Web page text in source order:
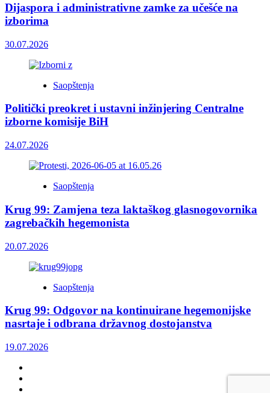
Dijaspora i administrativne zamke za učešće na
izborima
30.07.2026
Saopštenja
Politički preokret i ustavni inžinjering Centralne
izborne komisije BiH
24.07.2026
Saopštenja
Krug 99: Zamjena teza laktaškog glasnogovornika
zagrebačkih hegemonista
20.07.2026
Saopštenja
Krug 99: Odgovor na kontinuirane hegemonijske
nasrtaje i odbrana državnog dostojanstva
19.07.2026